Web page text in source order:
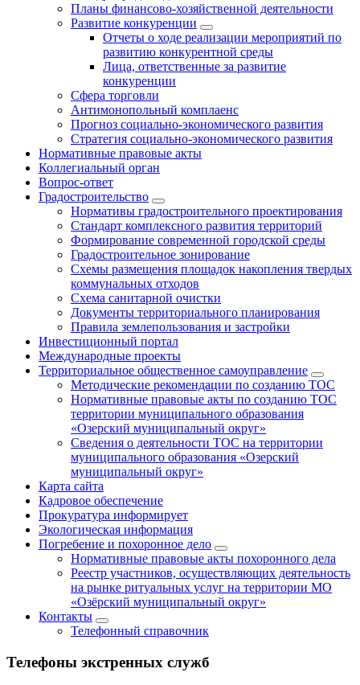
Планы финансово-хозяйственной деятельности
Развитие конкуренции
Отчеты о ходе реализации мероприятий по
развитию конкурентной среды
Лица, ответственные за развитие
конкуренции
Сфера торговли
Антимонопольный комплаенс
Прогноз социально-экономического развития
Стратегия социально-экономического развития
Нормативные правовые акты
Коллегиальный орган
Вопрос-ответ
Градостроительство
Нормативы градостроительного проектирования
Стандарт комплексного развития территорий
Формирование современной городской среды
Градостроительное зонирование
Схемы размещения площадок накопления твердых
коммунальных отходов
Схема санитарной очистки
Документы территориального планирования
Правила землепользования и застройки
Инвестиционный портал
Международные проекты
Территориальное общественное самоуправление
Методические рекомендации по созданию ТОС
Нормативные правовые акты по созданию ТОС
территории муниципального образования
«Озерский муниципальный округ»
Сведения о деятельности ТОС на территории
муниципального образования «Озерский
муниципальный округ»
Карта сайта
Кадровое обеспечение
Прокуратура информирует
Экологическая информация
Погребение и похоронное дело
Нормативные правовые акты похоронного дела
Реестр участников, осуществляющих деятельность
на рынке ритуальных услуг на территории МО
«Озёрский муниципальный округ»
Контакты
Телефонный справочник
Телефоны экстренных служб